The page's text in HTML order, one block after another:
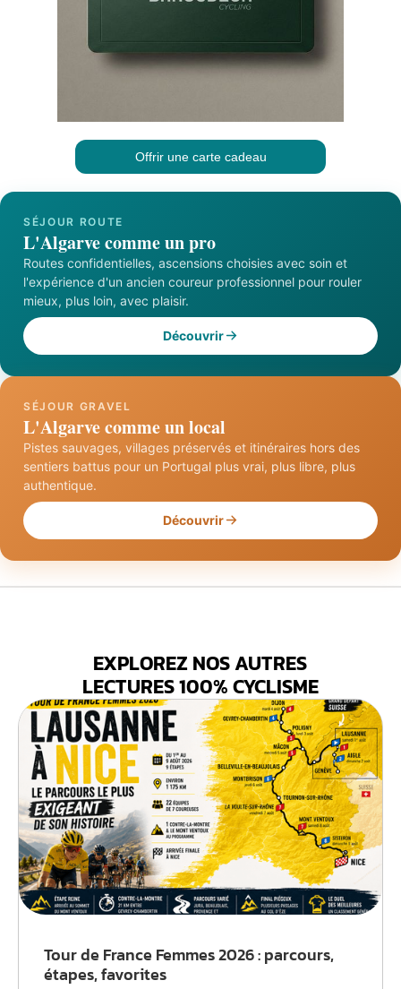
Offrir une carte cadeau
SÉJOUR ROUTE
L'Algarve comme un pro
Routes confidentielles, ascensions choisies avec soin et
l'expérience d'un ancien coureur professionnel pour rouler
mieux, plus loin, avec plaisir.
Découvrir
SÉJOUR GRAVEL
L'Algarve comme un local
Pistes sauvages, villages préservés et itinéraires hors des
sentiers battus pour un Portugal plus vrai, plus libre, plus
authentique.
Découvrir
EXPLOREZ NOS AUTRES
LECTURES 100% CYCLISME
Tour de France Femmes 2026 : parcours,
étapes, favorites